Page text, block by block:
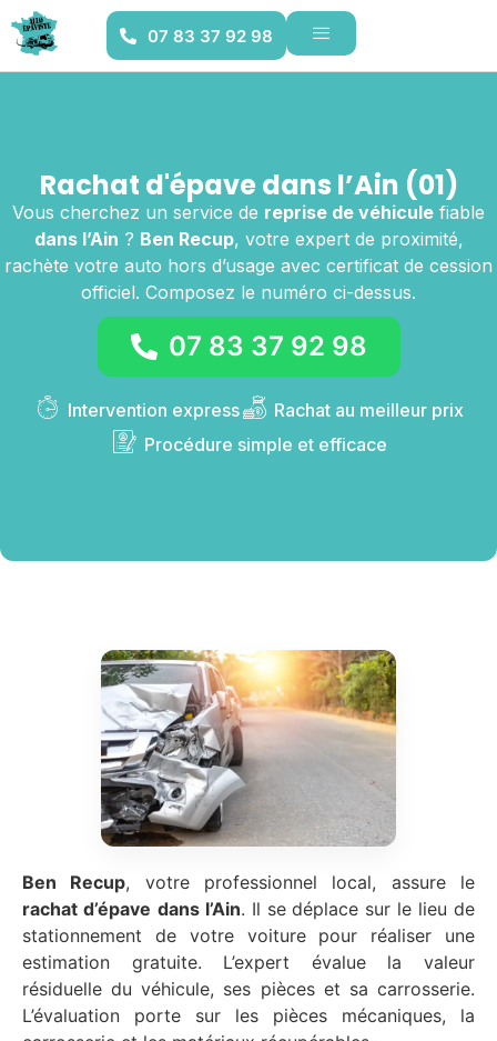
07 83 37 92 98
Rachat d'épave dans l’Ain (01)
Vous cherchez un service de reprise de véhicule fiable
dans l’Ain ? Ben Recup, votre expert de proximité,
rachète votre auto hors d’usage avec certificat de cession
officiel. Composez le numéro ci-dessus.
07 83 37 92 98
Intervention express
Rachat au meilleur prix
Procédure simple et efficace
Ben Recup, votre professionnel local, assure le
rachat d’épave dans l’Ain. Il se déplace sur le lieu de
stationnement de votre voiture pour réaliser une
estimation gratuite. L’expert évalue la valeur
résiduelle du véhicule, ses pièces et sa carrosserie.
L’évaluation porte sur les pièces mécaniques, la